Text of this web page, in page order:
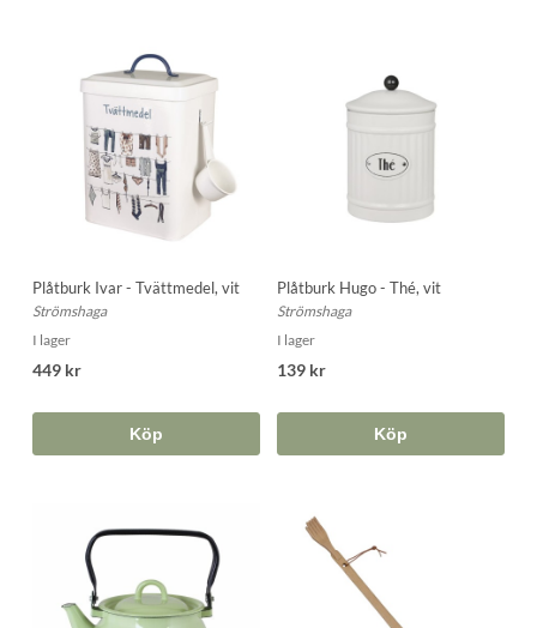
Plåtburk Ivar - Tvättmedel, vit
Strömshaga
I lager
449 kr
Köp
Plåtburk Hugo - Thé, vit
Strömshaga
I lager
139 kr
Köp